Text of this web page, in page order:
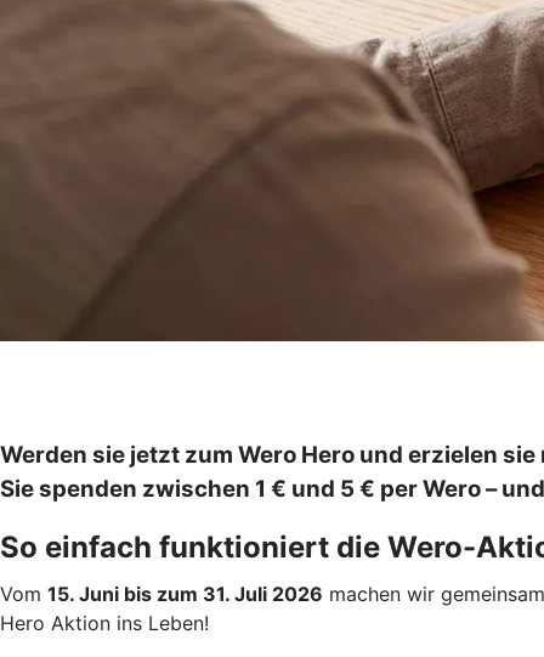
Werden sie jetzt zum Wero Hero und erzielen
Sie spenden zwischen 1 € und 5 € per Wero –
So einfach funktioniert die Wero-
Vom 15. Juni bis zum 31. Juli 2026 machen wir
Hero Aktion ins Leben!